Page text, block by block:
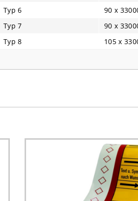
Typ 6 90 x
Typ 7 90 x
Typ 8 105 x